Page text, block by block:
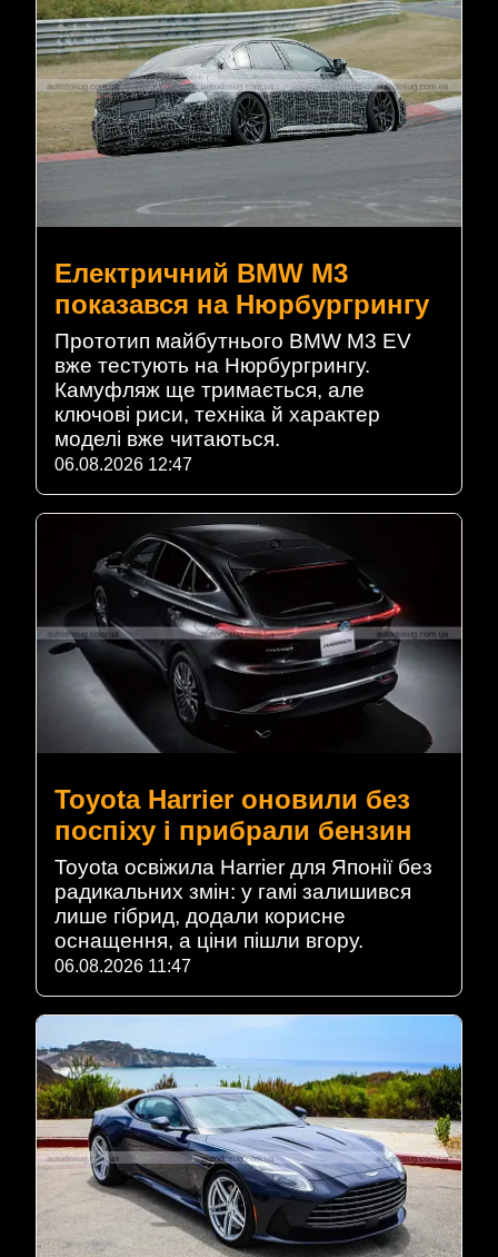
Електричний BMW M3
показався на Нюрбургрингу
Прототип майбутнього BMW M3 EV
вже тестують на Нюрбургрингу.
Камуфляж ще тримається, але
ключові риси, техніка й характер
моделі вже читаються.
06.08.2026 12:47
Toyota Harrier оновили без
поспіху і прибрали бензин
Toyota освіжила Harrier для Японії без
радикальних змін: у гамі залишився
лише гібрид, додали корисне
оснащення, а ціни пішли вгору.
06.08.2026 11:47